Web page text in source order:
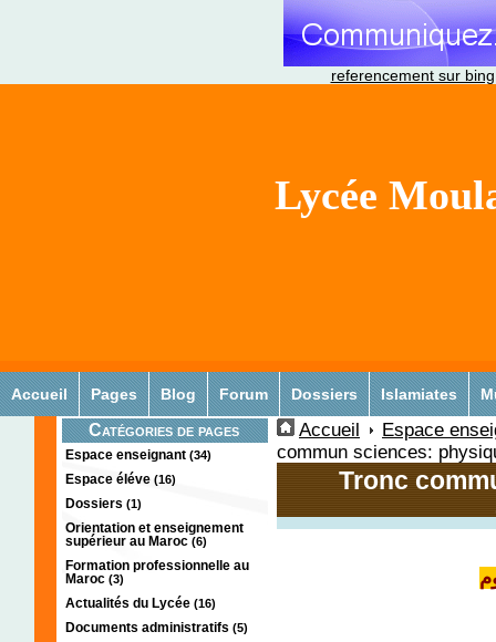
referencement sur bing
Lycée
Accueil Pages Blog Forum Dossiers Islamiates
Catégories de pages
Espace enseignant (34)
Espace éléve (16)
Dossiers (1)
Orientation et enseignement
supérieur au Maroc (6)
Formation professionnelle au
Maroc (3)
Actualités du Lycée (16)
Documents administratifs (5)
Accueil
Espace
commun sciences:
Tronc